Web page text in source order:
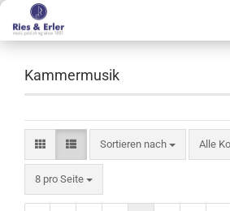
Kammermusik
Sortieren nach Alle
8 pro Seite